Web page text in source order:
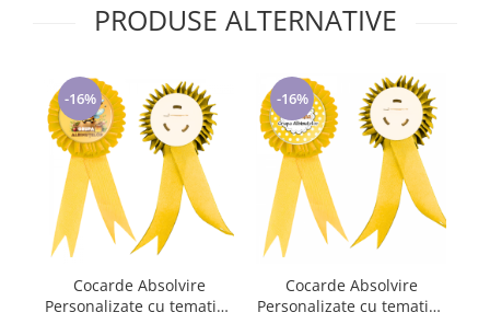
PRODUSE ALTERNATIVE
-16%
Cocarde Absolvire
Personalizate cu tematica
-16%
Cocarde Absolvire
Personalizate cu tematica